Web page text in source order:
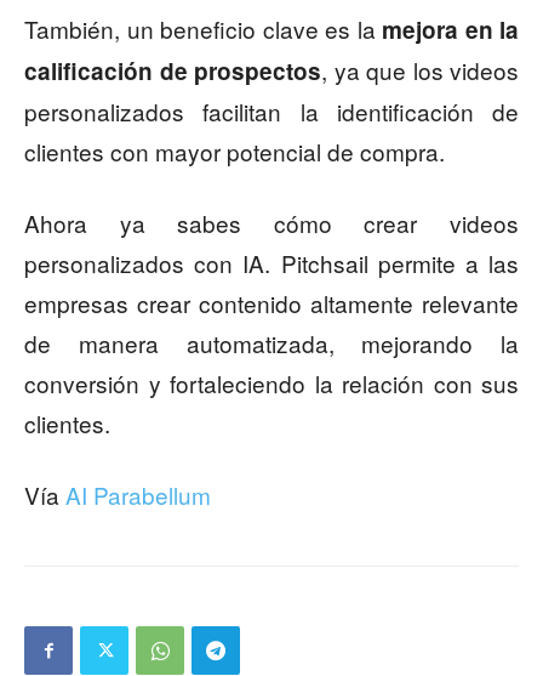
También, un beneficio clave es la mejora en la
calificación de prospectos, ya que los videos
personalizados facilitan la identificación de
clientes con mayor potencial de compra.
Ahora ya sabes cómo crear videos
personalizados con IA. Pitchsail permite a las
empresas crear contenido altamente relevante
de manera automatizada, mejorando la
conversión y fortaleciendo la relación con sus
clientes.
Vía AI Parabellum